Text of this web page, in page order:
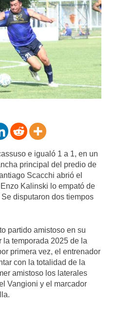
e igualó 1 a 1, en un
principal del predio de
Scacchi abrió el
Kalinski lo empató de
disputaron dos tiempos
partido amistoso en su
la temporada 2025 de la
primera vez, el entrenador
con la totalidad de la
amistoso los laterales
Vangioni y el marcador